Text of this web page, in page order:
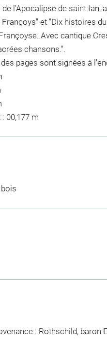
l'Apocalipse de saint Ian,
Françoys" et "Dix histoires
Avec cantique
chansons.".
pages sont signées à
00,177 m
: Rothschild, baron